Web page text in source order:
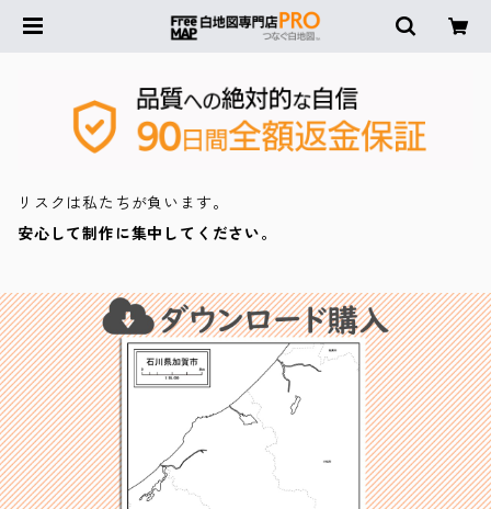
リスクは私たちが負います。
安心して制作に集中してください。